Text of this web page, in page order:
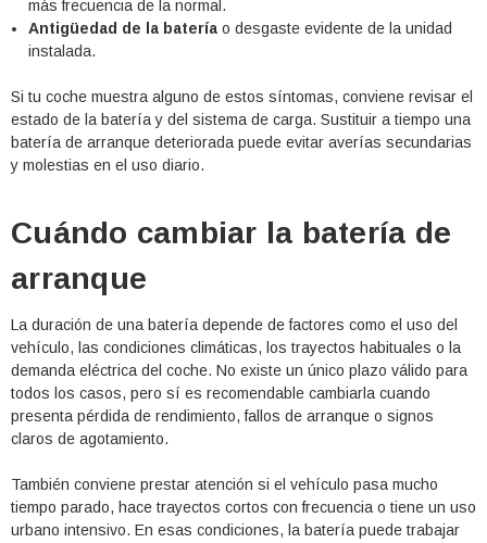
más frecuencia de la normal.
Antigüedad de la batería o desgaste evidente de la unidad
instalada.
Si tu coche muestra alguno de estos síntomas, conviene revisar el
estado de la batería y del sistema de carga. Sustituir a tiempo una
batería de arranque deteriorada puede evitar averías secundarias
y molestias en el uso diario.
Cuándo cambiar la batería de
arranque
La duración de una batería depende de factores como el uso del
vehículo, las condiciones climáticas, los trayectos habituales o la
demanda eléctrica del coche. No existe un único plazo válido para
todos los casos, pero sí es recomendable cambiarla cuando
presenta pérdida de rendimiento, fallos de arranque o signos
claros de agotamiento.
También conviene prestar atención si el vehículo pasa mucho
tiempo parado, hace trayectos cortos con frecuencia o tiene un uso
urbano intensivo. En esas condiciones, la batería puede trabajar